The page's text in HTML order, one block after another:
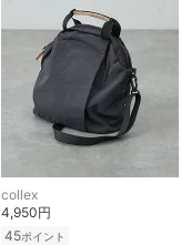
collex
4,950円
45ポイント